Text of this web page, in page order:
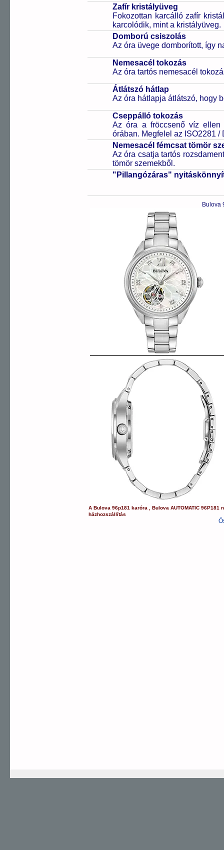
Zafír kristályüveg
Fokozottan karcálló zafír
karcolódik, mint a kristályüveg.
Domború csiszolás
Az óra üvege domborított, így
Nemesacél tokozás
Az óra tartós nemesacél
Átlátszó hátlap
Az óra hátlapja átlátszó, hogy
Cseppálló tokozás
Az óra a fröccsenő víz ellen
órában. Megfelel az ISO2281
Nemesacél fémcsat tömör
Az óra csatja tartós
tömör szemekből.
"Pillangózáras"
Bulova
ABulova 96p181 karóra ,Bulova AUTOMATIC 96P181
házhozszállítás